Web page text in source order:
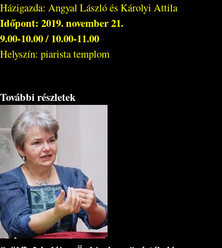
Házigazda: Angyal László és Károlyi Attila
Időpont: 2019. november 21.
9.00-10.00 / 10.00-11.00
Helyszín: piarista templom
További részletek